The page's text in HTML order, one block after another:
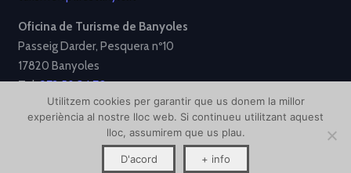
Oficina de Turisme de Banyoles
Passeig Darder, Pesquera nº10
17820 Banyoles
Tel.972 58 34 70
turisme@ajbanyoles.org
[Política de Privacitat][Política de Cookies]
Utilitzem cookies per garantir que us donem la millor
experiència al nostre lloc web. Si continueu utilitzant aquest
lloc, assumirem que us plau.
D'acord + info